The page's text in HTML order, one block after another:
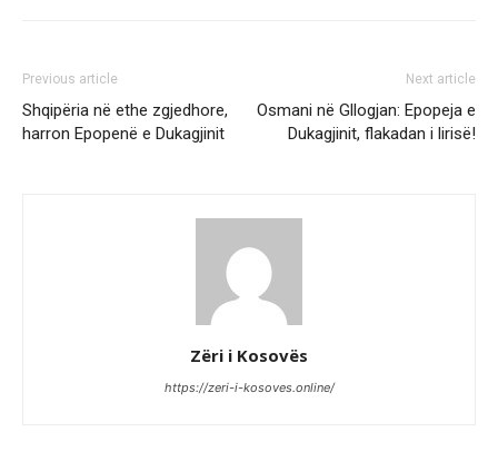
Previous article
Shqipëria në ethe zgjedhore,
harron Epopenë e Dukagjinit
Next article
Osmani në Gllogjan: Epopeja e
Dukagjinit, flakadan i lirisë!
Zëri i Kosovës
https://zeri-i-kosoves.online/